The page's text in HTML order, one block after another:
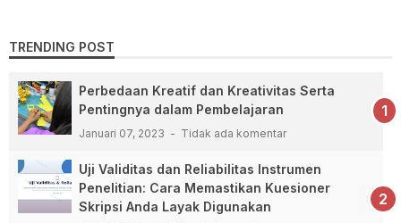
TRENDING POST
Perbedaan Kreatif dan Kreativitas Serta
Pentingnya dalam Pembelajaran
Januari 07, 2023 Tidak ada komentar
Uji Validitas dan Reliabilitas Instrumen
Penelitian: Cara Memastikan Kuesioner
Skripsi Anda Layak Digunakan